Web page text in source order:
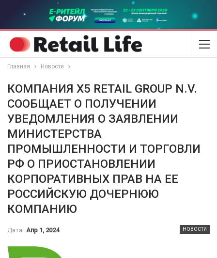
Главная Новости
КОМПАНИЯ X5 RETAIL GROUP N.V.
СООБЩАЕТ О ПОЛУЧЕНИИ
УВЕДОМЛЕНИЯ О ЗАЯВЛЕНИИ
МИНИСТЕРСТВА
ПРОМЫШЛЕННОСТИ И ТОРГОВЛИ
РФ О ПРИОСТАНОВЛЕНИИ
КОРПОРАТИВНЫХ ПРАВ НА ЕЕ
РОССИЙСКУЮ ДОЧЕРНЮЮ
КОМПАНИЮ
НОВОСТИ
Дата: Апр 1, 2024